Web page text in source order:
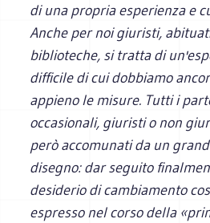
di una propria esperienza e
Anche per noi giuristi,
biblioteche, si tratta di
difficile di cui dobbiamo
appieno le misure. Tutti i
occasionali, giuristi o non
però accomunati da un
disegno: dar seguito
desiderio di cambiamento
espresso nel corso della